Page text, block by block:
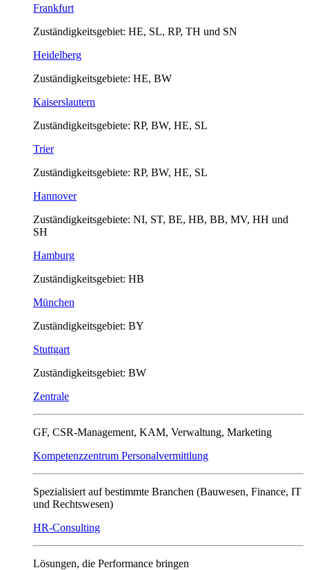
Frankfurt
Zuständigkeitsgebiet: HE, SL, RP, TH und SN
Heidelberg
Zuständigkeitsgebiete: HE, BW
Kaiserslautern
Zuständigkeitsgebiete: RP, BW, HE, SL
Trier
Zuständigkeitsgebiete: RP, BW, HE, SL
Hannover
Zuständigkeitsgebiete: NI, ST, BE, HB, BB, MV, HH und
SH
Hamburg
Zuständigkeitsgebiet: HB
München
Zuständigkeitsgebiet: BY
Stuttgart
Zuständigkeitsgebiet: BW
Zentrale
GF, CSR-Management, KAM, Verwaltung, Marketing
Kompetenzzentrum Personalvermittlung
Spezialisiert auf bestimmte Branchen (Bauwesen, Finance, IT
und Rechtswesen)
HR-Consulting
Lösungen, die Performance bringen